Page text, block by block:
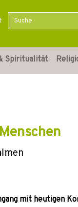
Spiritualität
mit heutigen